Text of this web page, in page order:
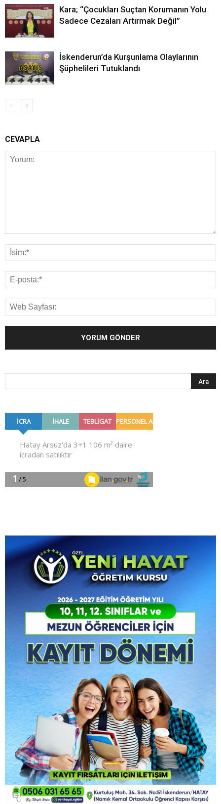
Kara; “Çocukları Suçtan Korumanın Yolu
Sadece Cezaları Artırmak Değil”
İskenderun’da Kurşunlama Olaylarının
Şüphelileri Tutuklandı
CEVAPLA